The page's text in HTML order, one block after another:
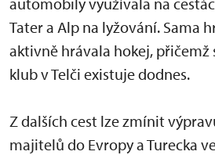
Tater a Alp na lyžování. Sama
aktivně hrávala hokej, přičemž
klub v Telči existuje dodnes.
Z dalších cest lze zmínit
majitelů do Evropy a Turecka